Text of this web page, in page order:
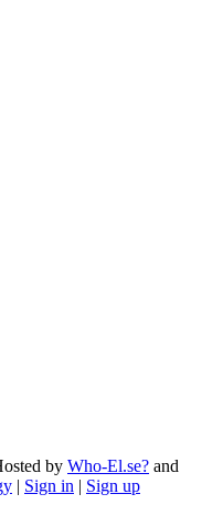
by Who-El.se? and
| Sign in | Sign up